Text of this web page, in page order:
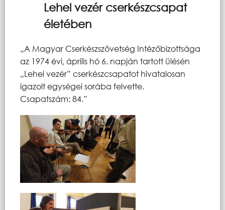
Lehel vezér cserkészcsapat
életében
„A Magyar Cserkészszövetség Intézőbizottsága
az 1974 évi, április hó 6. napján tartott ülésén
„Lehel vezér” cserkészcsapatot hivatalosan
igazolt egységei sorába felvette.
Csapatszám: 84.”